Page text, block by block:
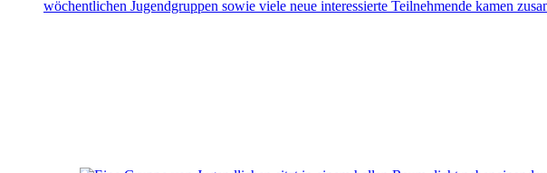
wöchentlichen Jugendgruppen sowie viele neue interessierte Teilnehmende kamen